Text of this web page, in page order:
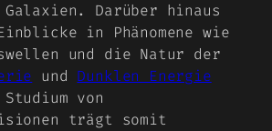
Galaxien. Darüber hinaus
in Phänomene wie
und die Natur der
und Dunklen Energie
von
trägt somit